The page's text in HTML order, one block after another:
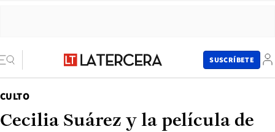
SUSCRÍBETE
CULTO
Cecilia Suárez y la película de